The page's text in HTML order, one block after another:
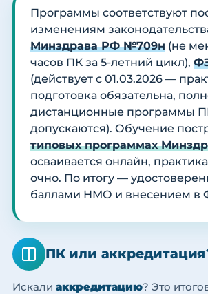
Программы соответствуют
изменениям
Минздрава РФ №709н (не
часов ПК за 5-летний цикл),
(действует с 01.03.2026 —
подготовка обязательна,
дистанционные программы
допускаются). Обучение
типовых программах
осваивается онлайн,
очно. По итогу —
баллами НМО и внесением
ПК или
Искали аккредитацию? Это